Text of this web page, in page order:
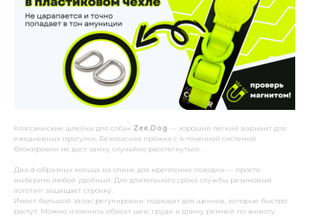
Классические шлейки для собак Zee.Dog — хороший легкий вариант для
ежедневных прогулок. Безопасная пряжка с 4-точечной системой
блокировки не даст замку случайно расстегнуться.
Два d-образных кольца на спине для крепления поводка — просто
выберите любой удобный. Для длительного срока службы резиновый
логотип защищает строчку.
Имеет большой запас регулировки: подходит для щенков, которые быстро
растут. Можно изменить обхват шеи, груди и длину ремней по животу.